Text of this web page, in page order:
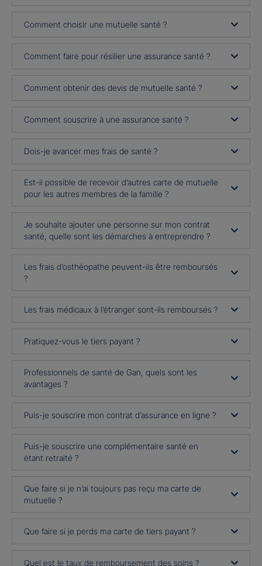
Comment choisir une mutuelle santé ?
Comment faire pour résilier une assurance santé ?
Comment obtenir des devis de mutuelle santé ?
Comment souscrire à une assurance santé ?
Dois-je avancer mes frais de santé ?
Est-il possible de recevoir d’autres carte de mutuelle
pour les autres membres de la famille ?
Je souhaite ajouter une personne sur mon contrat
santé, quelle sont les démarches à entreprendre ?
Les frais d’osthéopathe peuvent-ils être remboursés
?
Les frais médicaux à l’étranger sont-ils remboursés ?
Pratiquez-vous le tiers payant ?
Professionnels de santé de Gan, quels sont les
avantages ?
Puis-je souscrire mon contrat d’assurance en ligne ?
Puis-je souscrire une complémentaire santé en
étant retraité ?
Que faire si je n’ai toujours pas reçu ma carte de
mutuelle ?
Que faire si je perds ma carte de tiers payant ?
Quel est le taux de remboursement des soins ?